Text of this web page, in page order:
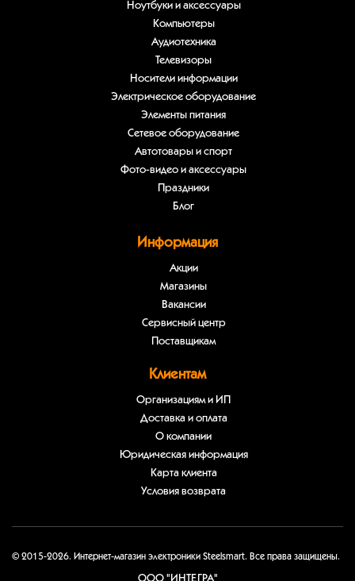
Ноутбуки и аксессуары
Компьютеры
Аудиотехника
Телевизоры
Носители информации
Электрическое оборудование
Элементы питания
Сетевое оборудование
Автотовары и спорт
Фото-видео и аксессуары
Праздники
Блог
Информация
Акции
Магазины
Вакансии
Сервисный центр
Поставщикам
Клиентам
Организациям и ИП
Доставка и оплата
О компании
Юридическая информация
Карта клиента
Условия возврата
© 2015-2026. Интернет-магазин электроники Steelsmart. Все права защищены.